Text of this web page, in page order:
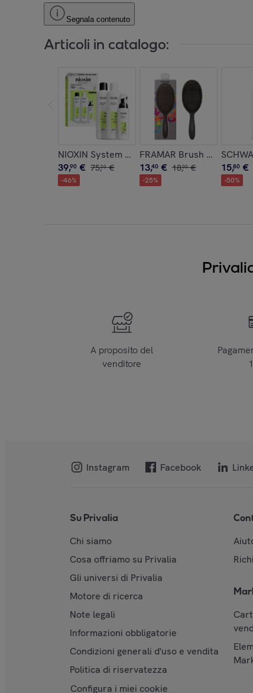
Segnala contenuto
Articoli in catalogo:
NIOXIN System Kit 2 Capelli Naturali Con
39,90 € 75,00 €
-46%
FRAMAR Brush Polish
13,40 € 18,00 €
-25%
15,80 €
-50%
A proposito del
venditore
Instagram Facebook
Su Privalia
Chi siamo
Cosa offriamo su Privalia
Gli universi di Privalia
Motore di ricerca
Note legali
Informazioni obbligatorie
Condizioni generali d'uso e vendita
Politica di riservatezza
Configura i miei cookie